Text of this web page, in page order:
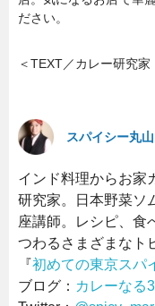
ださい。
＜TEXT／カレー研究
スパイシー丸山
インド料理からお家
研究家。日本野菜ソ
座講師。レシピ、食
つわるさまざまなト
『初めての東京スパ
ブログ： カレーなる